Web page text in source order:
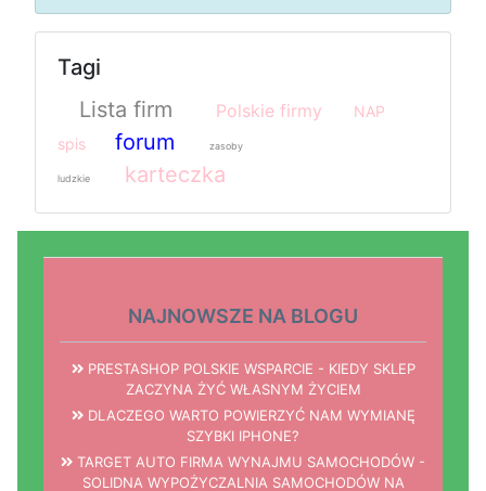
Tagi
Lista firm
Polskie firmy
NAP
spis
forum zasoby
ludzkie karteczka
NAJNOWSZE NA BLOGU
PRESTASHOP POLSKIE WSPARCIE - KIEDY SKLEP
ZACZYNA ŻYĆ WŁASNYM ŻYCIEM
DLACZEGO WARTO POWIERZYĆ NAM WYMIANĘ
SZYBKI IPHONE?
TARGET AUTO FIRMA WYNAJMU SAMOCHODÓW -
SOLIDNA WYPOŻYCZALNIA SAMOCHODÓW NA